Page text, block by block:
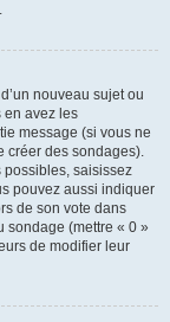
nouveau sujet ou
en avez les
message (si vous ne
créer des sondages).
possibles, saisissez
pouvez aussi indiquer
de son vote dans
sondage (mettre « 0 »
de modifier leur